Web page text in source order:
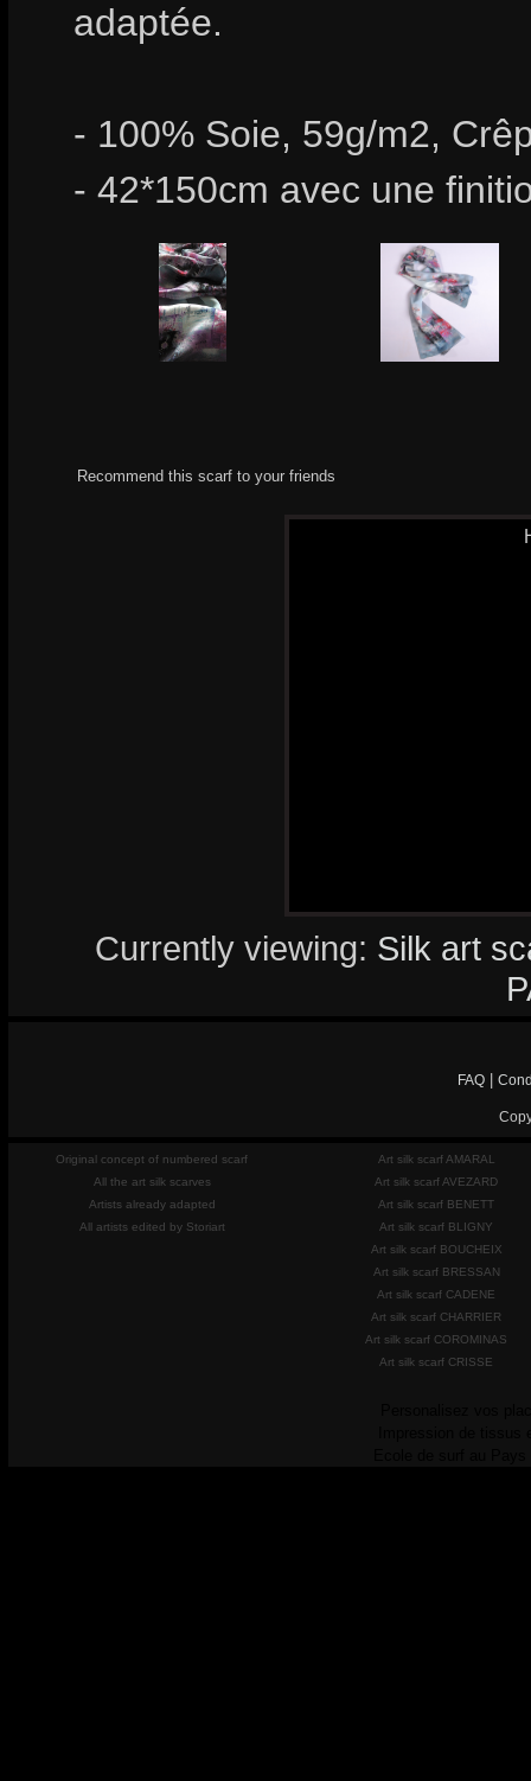
adaptée.
- 100% Soie, 59g/m2,
- 42*150cm avec une
Recommend this scarf to your friends
Currently viewing: Silk art
FAQ|
Original concept of numbered scarf
All the art silk scarves
Artists already adapted
All artists edited by Storiart
Art silk scarf AMARAL
Art silk scarf AVEZARD
Art silk scarf BENETT
Art silk scarf BLIGNY
Art silk scarf BOUCHEIX
Art silk scarf BRESSAN
Art silk scarf CADENE
Art silk scarf CHARRIER
Art silk scarf COROMINAS
Art silk scarf CRISSE